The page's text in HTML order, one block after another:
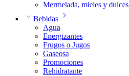
Mermelada, mieles y dulces
Bebidas
Agua
Energizantes
Frugos o Jugos
Gaseosa
Promociones
Rehidratante